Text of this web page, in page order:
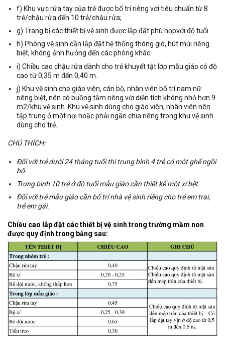
f) Khu vực rửa tay của trẻ được bố trí riêng với tiêu chuẩn từ 8
trẻ/chậu rửa đến 10 trẻ/chậu rửa;
g) Trang bị các thiết bị vệ sinh được lắp đặt phù hợpvới độ tuổi.
h) Phòng vệ sinh cần lắp đặt hệ thống thông gió, hút mùi riêng
biệt, không ảnh hưởng đến các phòng khác.
i) Chiều cao chậu rửa dành cho trẻ khuyết tật lớp mẫu giáo có độ
cao từ 0,35 m đến 0,40 m.
j) Khu vệ sinh cho giáo viên, cán bộ, nhân viên bố trí nam nữ
riêng biệt, nên có buồng tắm riêng với diện tích không nhỏ hơn 9
m2/khu vệ sinh. Khu vệ sinh dùng cho giáo viên, nhân viên nên
tập trung ở một nơi hoặc phải ngăn chia riêng trong khu vệ sinh
dùng cho trẻ.
CHÚ THÍCH:
Đối với trẻ dưới 24 tháng tuổi thì trung bình 4 trẻ có một ghế ngồi
bô.
Trung bình 10 trẻ ở độ tuổi mẫu giáo cần thiết kế một xí bệt.
Đối với trẻ mẫu giáo cần bố trí nhà vệ sinh riêng cho trẻ em trai,
trẻ em gái.
Chiều cao lắp đặt các thiết bị vệ sinh trong trường mầm non
được quy định trong bảng sau: